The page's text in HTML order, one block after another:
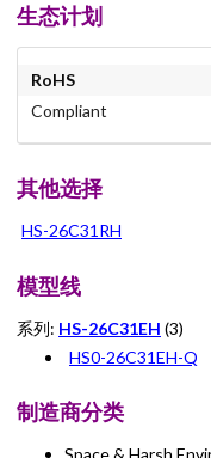
生态计划
RoHS
Compliant
其他选择
HS-26C31RH
模型线
系列: HS-26C31EH (3)
HS0-26C31EH-Q
制造商分类
Space & Harsh